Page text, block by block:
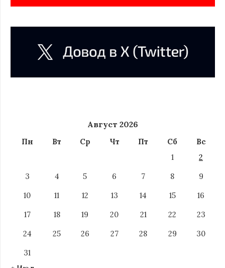
Август 2026
Пн Вт Ср Чт Пт Сб
Вс
1
2
3
4 5 6 7 8
9
10
11 12 13 14 15
16
17
18 19 20 21 22
23
24
25 26 27 28 29
30
31